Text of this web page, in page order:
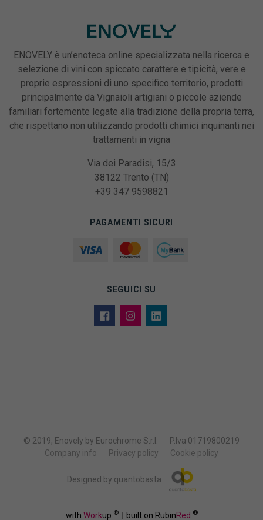
ENOVELY è un’enoteca online specializzata nella ricerca e
selezione di vini con spiccato carattere e tipicità, vere e
proprie espressioni di uno specifico territorio, prodotti
principalmente da Vignaioli artigiani o piccole aziende
familiari fortemente legate alla tradizione della propria terra,
che rispettano non utilizzando prodotti chimici inquinanti nei
trattamenti in vigna
Via dei Paradisi, 15/3
38122 Trento (TN)
+39 347 9598821
PAGAMENTI SICURI
SEGUICI SU
© 2019, Enovely by Eurochrome S.r.l.
P.Iva 01719800219
Company info
Privacy policy Cookie policy
Designed by quantobasta
with Workup ® built on RubinRed ®